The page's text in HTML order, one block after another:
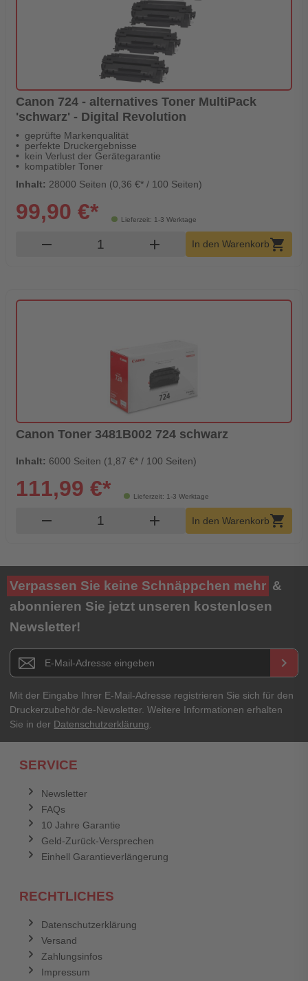
Canon 724 - alternatives Toner MultiPack
'schwarz' - Digital Revolution
geprüfte Markenqualität
perfekte Druckergebnisse
kein Verlust der Gerätegarantie
kompatibler Toner
Inhalt: 28000 Seiten (0,36 €* / 100 Seiten)
Lieferzeit: 1-3 Werktage
99,90 €*
remove Produkt Warenkorb Menge
add In den Warenkorbshopping_cart
Canon Toner 3481B002 724 schwarz
Inhalt: 6000 Seiten (1,87 €* / 100 Seiten)
Lieferzeit: 1-3 Werktage
111,99 €*
remove Produkt Warenkorb Menge
add In den Warenkorbshopping_cart
Verpassen Sie keine Schnäppchen mehr &
abonnieren Sie jetzt unseren kostenlosen
Newsletter!
Newsletter E-Mail Adresse keyboard_arrow_right
Mit der Eingabe Ihrer E-Mail-Adresse registrieren Sie sich für den
Druckerzubehör.de-Newsletter. Weitere Informationen erhalten
Sie in der Datenschutzerklärung.
SERVICE
Newsletter
FAQs
10 Jahre Garantie
Geld-Zurück-Versprechen
Einhell Garantieverlängerung
RECHTLICHES
Datenschutzerklärung
Versand
Zahlungsinfos
Impressum